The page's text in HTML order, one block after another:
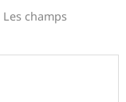
Les champs